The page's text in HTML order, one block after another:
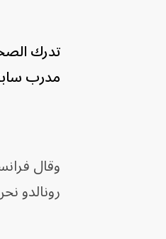
تدرك
مدرب
وقال
رونالدو